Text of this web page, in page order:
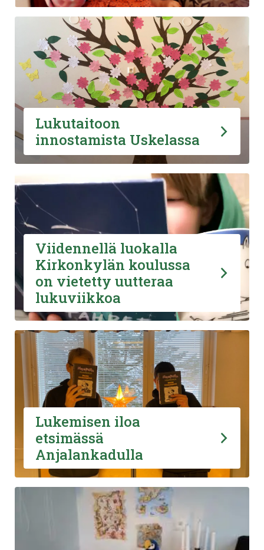
Lukutaitoon
innostamista Uskelassa
Viidennellä luokalla
Kirkonkylän koulussa
on vietetty uutteraa
lukuviikkoa
Lukemisen iloa
etsimässä
Anjalankadulla